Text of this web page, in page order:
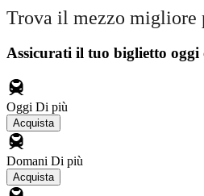
Trova il mezzo migliore
Assicurati il ​​tuo biglietto
Oggi Di più
Acquista
Domani Di più
Acquista